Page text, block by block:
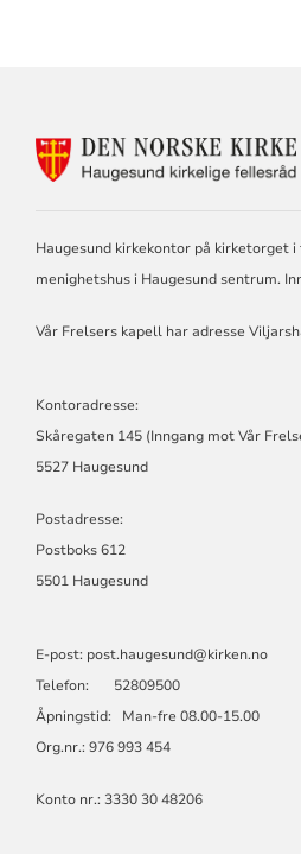
Haugesund kirkekontor på kirketorget i
menighetshus i Haugesund sentrum.
Vår Frelsers kapell har adresse
Kontoradresse:
Skåregaten 145 (Inngang mot Vår
5527 Haugesund
Postadresse:
Postboks 612
5501 Haugesund
E-post: post.haugesund@kirken.no
Telefon: 52809500
Åpningstid: Man-fre 08.00-15.00
Org.nr.: 976 993 454
Konto nr.: 3330 30 48206